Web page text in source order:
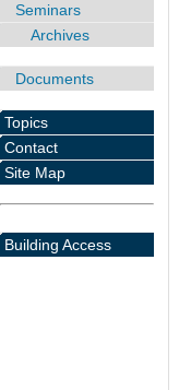
Seminars
Archives
Documents
Topics
Contact
Site Map
Building Access